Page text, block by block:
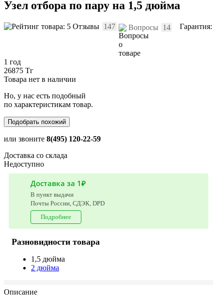
Узел отбора по пару на 1,5 дюйма
Отзывы 147 Вопросы 14 Гарантия:
1 год
26875 Тг
Товара нет в наличии
Но, у нас есть подобный
по характеристикам товар.
Подобрать похожий
или звоните 8(495) 120-22-59
Доставка со склада
Недоступно
Доставка за 1₽
В пункт выдачи
Почты России, СДЭК, DPD
Подробнее
Разновидности товара
1,5 дюйма
2 дюйма
Описание